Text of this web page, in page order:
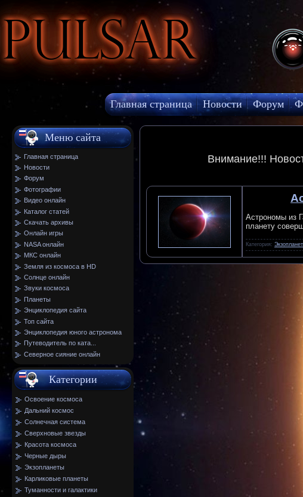
Pulsar
Главная страница Новости Форум
МКС онлайн
Меню сайта
Главная страница
Новости
Форум
Фотографии
Видео онлайн
Каталог статей
Скачать архивы
Онлайн игры
NASA онлайн
МКС онлайн
Земля из космоса в HD
Солнце онлайн
Звуки космоса
Планеты
Энциклопедия сайта
Топ сайта
Энциклопедия юного астронома
Путеводитель по ката...
Северное сияние онлайн
Категории
Освоение космоса
Дальний космос
Солнечная система
Сверхновые звезды
Красота космоса
Черные дыры
Экзопланеты
Карликовые планеты
Туманности и галактики
Внимание!!!
Астрономы из
планету
Категория: